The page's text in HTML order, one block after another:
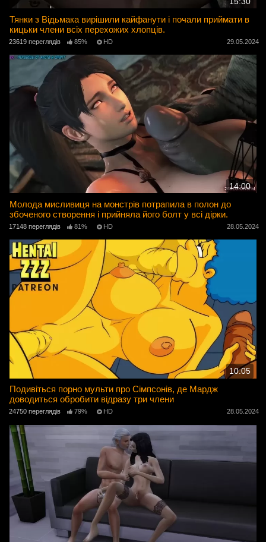
Тянки з Відьмака вирішили кайфанути і почали приймати в
кицьки члени всіх перехожих хлопців.
23619 переглядів 85% HD 29.05.2024
14:00
Молода мисливиця на монстрів потрапила в полон до
збоченого створення і прийняла його болт у всі дірки.
17148 переглядів 81% HD 28.05.2024
10:05
Подивіться порно мульти про Сімпсонів, де Мардж
доводиться обробити відразу три члени
24750 переглядів 79% HD 28.05.2024